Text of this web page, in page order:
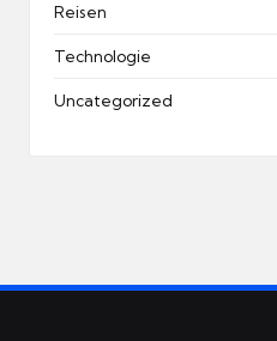
Reisen
Technologie
Uncategorized